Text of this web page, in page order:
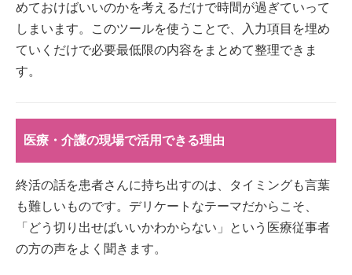
めておけばいいのかを考えるだけで時間が過ぎていって
しまいます。このツールを使うことで、入力項目を埋め
ていくだけで必要最低限の内容をまとめて整理できま
す。
医療・介護の現場で活用できる理由
終活の話を患者さんに持ち出すのは、タイミングも言葉
も難しいものです。デリケートなテーマだからこそ、
「どう切り出せばいいかわからない」という医療従事者
の方の声をよく聞きます。